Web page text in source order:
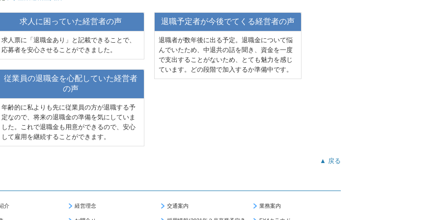
求人に困っていた経営者の声
求人票に「退職金あり」と記載できることで、
応募者を安心させることができました。
従業員の退職金を心配していた経営者
の声
年齢的に私よりも先に従業員の方が退職する予
定なので、将来の退職金の準備を気にしていま
した。これで退職金も用意ができるので、安心
して雇用を継続することができます。
退職予定者が今後でてくる経営者の声
退職者が数年後に出る予定。退職金について悩
んでいたため、中退共の話を聞き、資金を一度
で支出することがないため、とても魅力を感じ
ています。どの段階で加入するか準備中です。
▲ 戻る
介 経営理念 交通案内 業務案内